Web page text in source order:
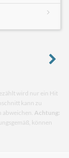
wird nur ein Hit
kann zu
Achtung:
können